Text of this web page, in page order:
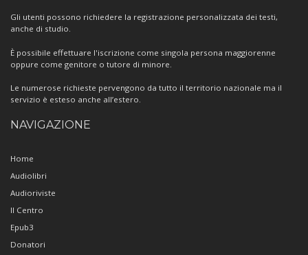
Gli utenti possono richiedere la registrazione personalizzata dei testi,
anche di studio.
È possibile effettuare l'iscrizione come singola persona maggiorenne
oppure come genitore o tutore di minore.
Le numerose richieste pervengono da tutto il territorio nazionale ma il
servizio è esteso anche all’estero.
NAVIGAZIONE
Home
Audiolibri
Audioriviste
Il Centro
Epub3
Donatori